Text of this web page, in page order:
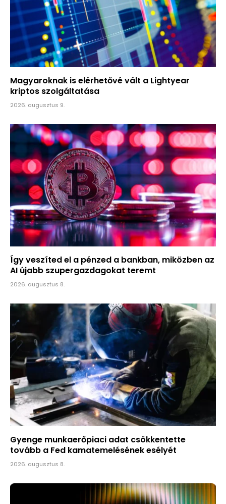
Magyaroknak is elérhetővé vált a Lightyear
kriptos szolgáltatása
2026. augusztus 9.
Így veszíted el a pénzed a bankban, miközben az
AI újabb szupergazdagokat teremt
2026. augusztus 8.
Gyenge munkaerőpiaci adat csökkentette
tovább a Fed kamatemelésének esélyét
2026. augusztus 8.